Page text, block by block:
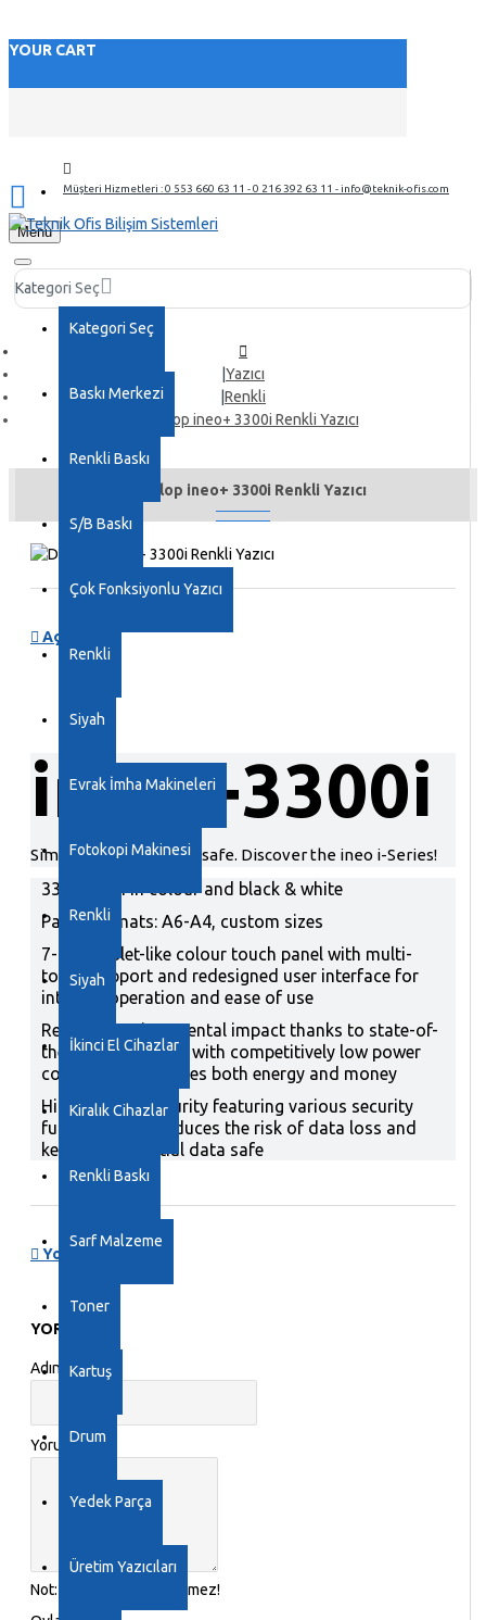
YOUR CART
Müşteri Hizmetleri : 0 553 660 63 11 - 0 216 392 63 11 - info@teknik-ofis.com
Menu
Kategori Seç
Kategori Seç
Baskı Merkezi
Renkli Baskı
S/B Baskı
Çok Fonksiyonlu Yazıcı
Renkli
Siyah
Evrak İmha Makineleri
Fotokopi Makinesi
Renkli
Siyah
İkinci El Cihazlar
Kiralık Cihazlar
Renkli Baskı
Sarf Malzeme
Toner
Kartuş
Drum
Yedek Parça
Üretim Yazıcıları
Yazıcı
Renkli
Develop ineo+ 3300i Renkli Yazıcı
Develop ineo+ 3300i Renkli Yazıcı
Açıklama
ineo +3300i
Simple, connected and safe. Discover the ineo i-Series!
33/33 ppm in colour and black & white
Paper formats: A6-A4, custom sizes
7-inch tablet-like colour touch panel with multi-
touch support and redesigned user interface for
intuitive operation and ease of use
Reduced environmental impact thanks to state-of-
the-art technology with competitively low power
consumption – saves both energy and money
Highest data security featuring various security
functionalities reduces the risk of data loss and
keeps confidential data safe
Yorumlar
YORUM YAP
Adınız
Yorumunuz
Not: HTML'e dönüştürülmez!